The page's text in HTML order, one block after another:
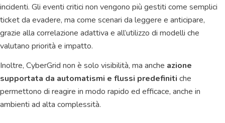
incidenti. Gli eventi critici non vengono più gestiti come semplici
ticket da evadere, ma come scenari da leggere e anticipare,
grazie alla correlazione adattiva e all’utilizzo di modelli che
valutano priorità e impatto.
Inoltre, CyberGrid non è solo visibilità, ma anche azione
supportata da automatismi e flussi predefiniti che
permettono di reagire in modo rapido ed efficace, anche in
ambienti ad alta complessità.